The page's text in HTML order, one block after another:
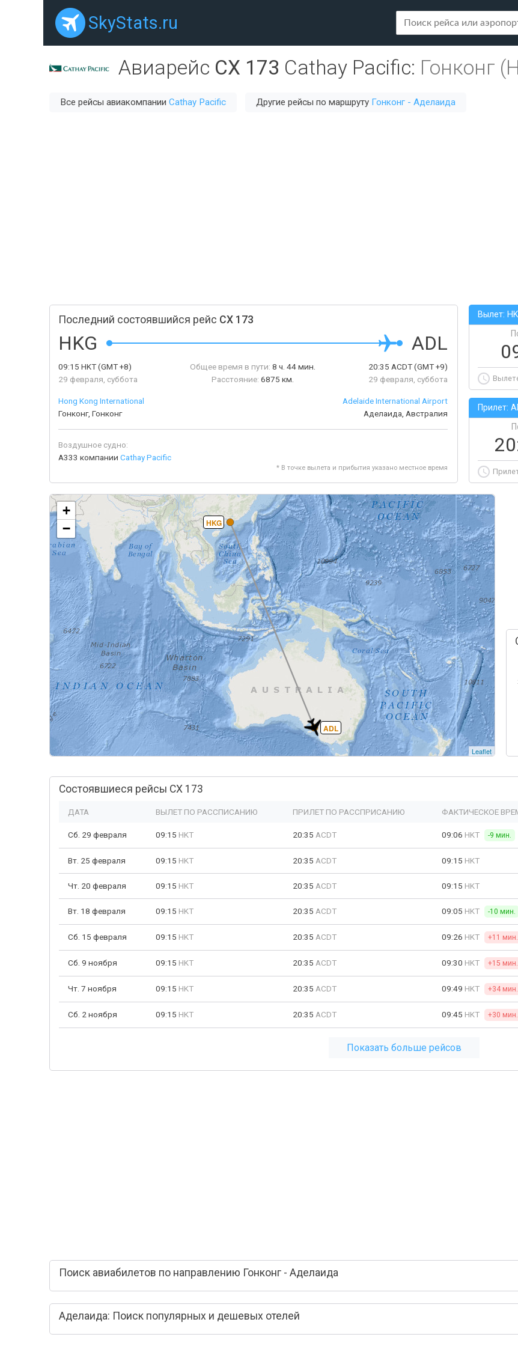
SkyStats.ru
Авиарейс CX 173 Cathay Pacific: Гонконг
Все рейсы авиакомпании Cathay Pacific Другие рейсы по маршруту Гонконг - Аделаида
Последний состоявшийся рейс CX 173
HKG ADL
09:15 HKT(GMT +8)
29 февраля, суббота
Общее время в пути: 8 ч. 44 мин.
Расстояние: 6875 км.
20:35 ACDT(GMT +9)
29 февраля, суббота
Hong Kong International
Гонконг, Гонконг
Adelaide International Airport
Аделаида, Австралия
Воздушное судно:
A333 компании Cathay Pacific
* В точке вылета и прибытия указано местное время
Вылет:
Прилет:
HKG
ADL
+
−
Leaflet
Состоявшиеся рейсы CX 173
ДАТА ВЫЛЕТ ПО РАССПИСАНИЮ ПРИЛЕТ ПО РАССПРИСАНИЮ ФАКТИЧЕСКОЕ
Сб. 29 февраля 09:15 HKT 20:35 ACDT 09:06 HKT -9 мин.
Вт. 25 февраля 09:15 HKT 20:35 ACDT 09:15 HKT
Чт. 20 февраля 09:15 HKT 20:35 ACDT 09:15 HKT
Вт. 18 февраля 09:15 HKT 20:35 ACDT 09:05 HKT -10 мин.
Сб. 15 февраля 09:15 HKT 20:35 ACDT 09:26 HKT +11 мин.
Сб. 9 ноября 09:15 HKT 20:35 ACDT 09:30 HKT +15 мин.
Чт. 7 ноября 09:15 HKT 20:35 ACDT 09:49 HKT +34 мин.
Сб. 2 ноября 09:15 HKT 20:35 ACDT 09:45 HKT +30 мин.
Показать больше рейсов
Поиск авиабилетов по направлению Гонконг - Аделаида
Аделаида: Поиск популярных и дешевых отелей